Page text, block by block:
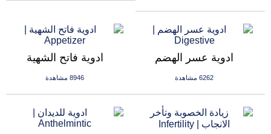
ادوية فاتح الشهية
8946 مشاهدة
ادوية عسر الهضم
6262 مشاهدة